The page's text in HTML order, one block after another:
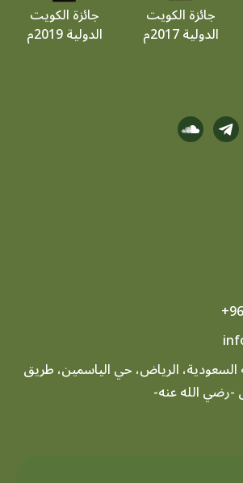
جائزة الكويت
الدولية 2017م
جائزة الكويت
الدولية 2019م
السعودية، الرياض، حي الياسمين، طريق
-رضي الله عنه-